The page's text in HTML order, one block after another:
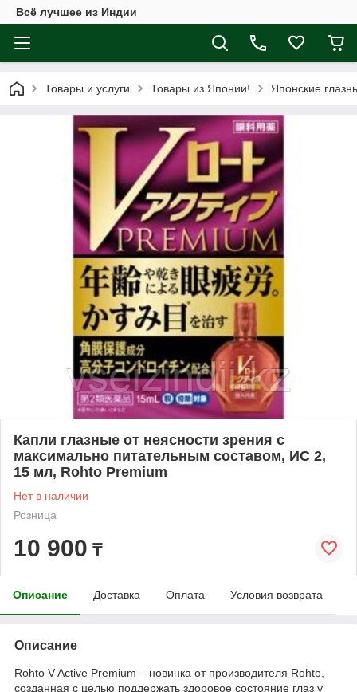
Всё лучшее из Индии
Товары и услуги Товары из Японии! Японские
Капли глазные от неясности зрения с
максимально питательным составом, ИС 2,
15 мл, Rohto Premium
Нет в наличии
Розница
10 900 ₸
Описание Доставка Оплата Условия возврата
Описание
Rohto V Active Premium – новинка от производителя Rohto,
созданная с целью поддержать здоровое состояние глаз у